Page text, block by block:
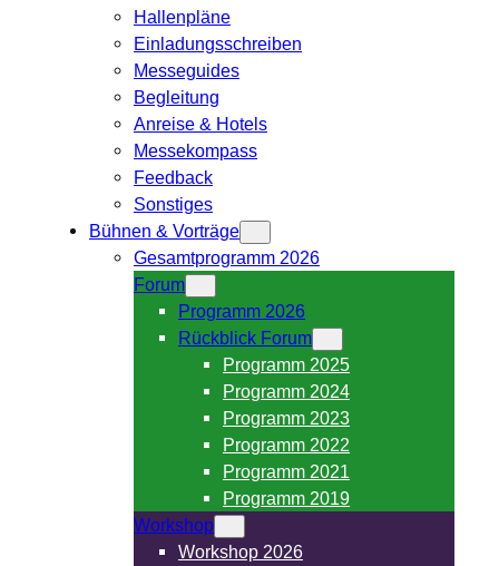
Hallenpläne
Einladungsschreiben
Messeguides
Begleitung
Anreise & Hotels
Messekompass
Feedback
Sonstiges
Bühnen & Vorträge
Gesamtprogramm 2026
Forum
Programm 2026
Rückblick Forum
Programm 2025
Programm 2024
Programm 2023
Programm 2022
Programm 2021
Programm 2019
Workshop
Workshop 2026